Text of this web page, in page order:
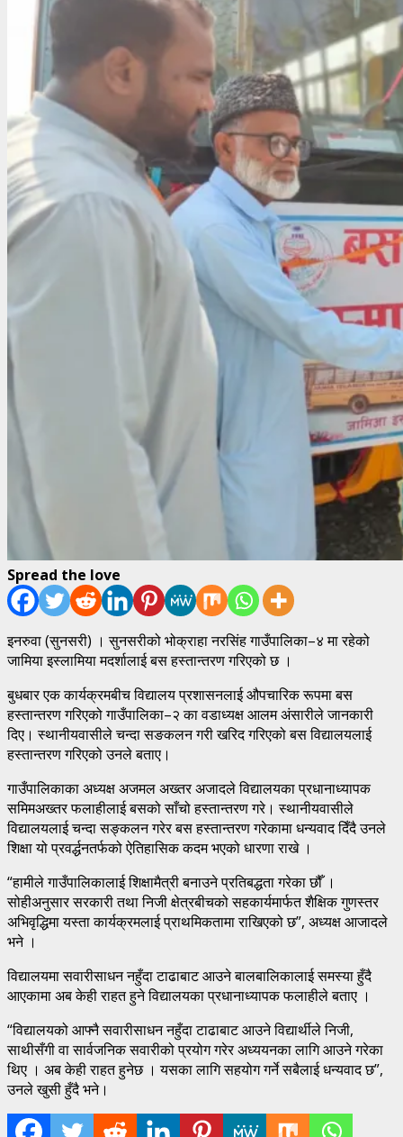
Spread the love
इनरुवा (सुनसरी) । सुनसरीको भोक्राहा नरसिंह गाउँपालिका–४ मा रहेको
जामिया इस्लामिया मदर्शालाई बस हस्तान्तरण गरिएको छ ।
बुधबार एक कार्यक्रमबीच विद्यालय प्रशासनलाई औपचारिक रूपमा बस
हस्तान्तरण गरिएको गाउँपालिका–२ का वडाध्यक्ष आलम अंसारीले जानकारी
दिए। स्थानीयवासीले चन्दा सङकलन गरी खरिद गरिएको बस विद्यालयलाई
हस्तान्तरण गरिएको उनले बताए।
गाउँपालिकाका अध्यक्ष अजमल अख्तर अजादले विद्यालयका प्रधानाध्यापक
समिमअख्तर फलाहीलाई बसको साँचो हस्तान्तरण गरे। स्थानीयवासीले
विद्यालयलाई चन्दा सङ्कलन गरेर बस हस्तान्तरण गरेकामा धन्यवाद दिँदै उनले
शिक्षा यो प्रवर्द्धनतर्फको ऐतिहासिक कदम भएको धारणा राखे ।
“हामीले गाउँपालिकालाई शिक्षामैत्री बनाउने प्रतिबद्धता गरेका छौँ ।
सोहीअनुसार सरकारी तथा निजी क्षेत्रबीचको सहकार्यमार्फत शैक्षिक गुणस्तर
अभिवृद्धिमा यस्ता कार्यक्रमलाई प्राथमिकतामा राखिएको छ”, अध्यक्ष आजादले
भने ।
विद्यालयमा सवारीसाधन नहुँदा टाढाबाट आउने बालबालिकालाई समस्या हुँदै
आएकामा अब केही राहत हुने विद्यालयका प्रधानाध्यापक फलाहीले बताए ।
“विद्यालयको आफ्नै सवारीसाधन नहुँदा टाढाबाट आउने विद्यार्थीले निजी,
साथीसँगी वा सार्वजनिक सवारीको प्रयोग गरेर अध्ययनका लागि आउने गरेका
थिए । अब केही राहत हुनेछ । यसका लागि सहयोग गर्ने सबैलाई धन्यवाद छ”,
उनले खुसी हुँदै भने।